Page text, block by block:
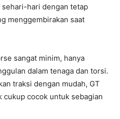
hari dengan tetap
menggembirakan saat
sangat minim, hanya
dalam tenaga dan torsi.
traksi dengan mudah, GT
cukup cocok untuk sebagian